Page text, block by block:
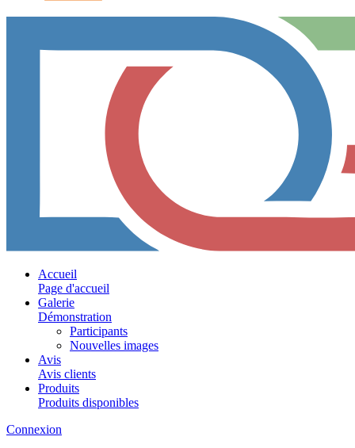
Accueil
Page d'accueil
Galerie
Démonstration
Participants
Nouvelles images
Avis
Avis clients
Produits
Produits disponibles
Connexion